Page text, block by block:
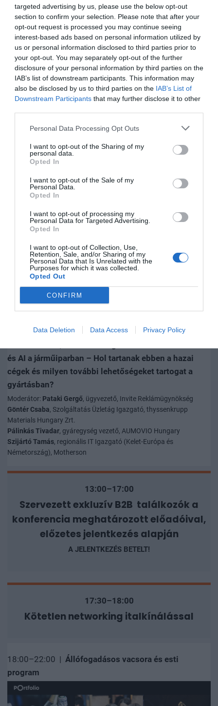
targeted advertising by us, please use the below opt-out
section to confirm your selection. Please note that after your
opt-out request is processed you may continue seeing
interest-based ads based on personal information utilized by
us or personal information disclosed to third parties prior to
your opt-out. You may separately opt-out of the further
disclosure of your personal information by third parties on the
IAB’s list of downstream participants. This information may
also be disclosed by us to third parties on the IAB’s List of
Downstream Participants that may further disclose it to other
Personal Data Processing Opt Outs
I want to opt-out of the Sharing of my
personal data.
Opted In
I want to opt-out of the Sale of my
Personal Data.
Opted In
I want to opt-out of processing my
Personal Data for Targeted Advertising.
Opted In
I want to opt-out of Collection, Use,
Retention, Sale, and/or Sharing of my
Personal Data that Is Unrelated with the
Purposes for which it was collected.
Opted Out
CONFIRM
Data Deletion Data Access Privacy Policy
Moderátor:Tóth Kata, konferencia projektvezető, Portfolio Csoport
15:50–16:05 | Autonóm járművek - egyes kártérítési
felelősségi kérdésekről
Dr. Hanis Dávid , ügyvéd, partner, Oppenheim Ügyvédi Iroda
Autóipari projekt a digitalizáció
Koós Gábor, projektmenedzser, Siemens Zrt.
16:20–17:00 |
javítása kéz a kézben jár a magasabb fokú
automatizációval és digitalizációval, de vajon milyen
áttöréshez?
Moderátor:
Alföldi Judit, Információbiztonsági üzletágvezető, Tigra
Hevesi Attila Tóbiás, EU Strategic Partnerships Lead, Intretech
Hungary Kft.
Hosszu Róbert , ügyvezető, NI HUNGARY Software és Hardware
Gyártó Kft.
Charles Wassen , General Manager, Country Operations Lead, Dana
Hungary Kft.
és AI a járműiparban – Hol tartanak ebben a hazai
cégek és milyen további lehetőségeket tartogat a
gyártásban?
Moderátor: Pataki Gergő, ügyvezető, Invite Reklámügynökség
Göntér Csaba, Szolgáltatás Üzletág Igazgató, thyssenkrupp
Materials Hungary Zrt.
Pálinkás Tivadar, gyáregység vezető, AUMOVIO Hungary
Szijártó Tamás, regionális IT Igazgató (Kelet-Európa és
Németország), Motherson
13:00–17:00
Szervezett exkluzív B2B találkozók a
konferencia meghatározott előadóival,
előzetes jelentkezés alapján
A JELENTKEZÉS BETELT!
17:30–18:00
Kötetlen networking italkínálással
18:00–22:00 | Állófogadásos vacsora és esti
program